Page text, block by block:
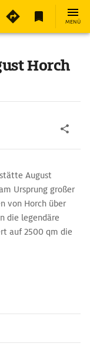
MENÜ
Horch
August
Ursprung großer
von Horch über
die legendäre
auf 2500 qm die
DDR-